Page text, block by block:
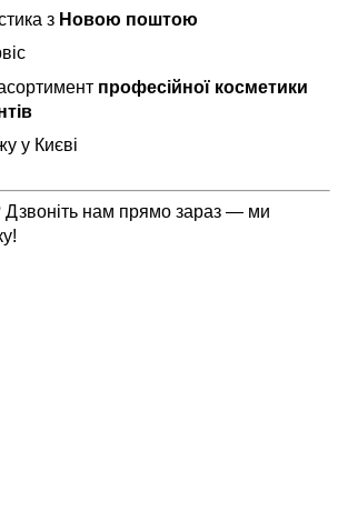
з Новою поштою
професійної косметики
у Києві
Дзвоніть нам прямо зараз — ми